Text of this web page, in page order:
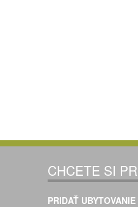
CHCETE SI
PRIDAŤ UBYTOVANIE